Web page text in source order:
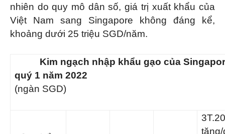
nhiên do quy mô dân số, giá trị xuất khẩu của
Việt Nam sang Singapore không đáng kể,
khoảng dưới 25 triệu SGD/năm.
Kim ngạch nhập khẩu gạo của
quý 1 năm 2022
(ngàn SGD)